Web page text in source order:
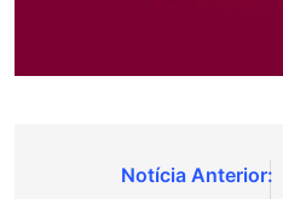
Navegação